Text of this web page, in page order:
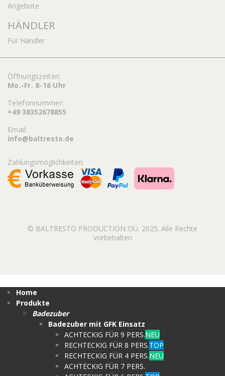
Angebote
HÄNDLER
Für Händler
Öffnungszeiten:
Mo.-Fr. 8-16 Uhr
Telefonnummer:
+49 38352678855
Email:
info@baltresto.de
Zahlungsmöglichkeiten:
© BALTRESTO PRODUCTION OÜ. 2025. Alle Rechte
vorbehalten
Home
Produkte
Badezuber
Badezuber mit GFK Einsatz
ACHTECKIG FÜR 9 PERS.NEU
RECHTECKIG FÜR 8 PERS.TOP
RECHTECKIG FÜR 4 PERS.NEU
ACHTECKIG FÜR 7 PERS.